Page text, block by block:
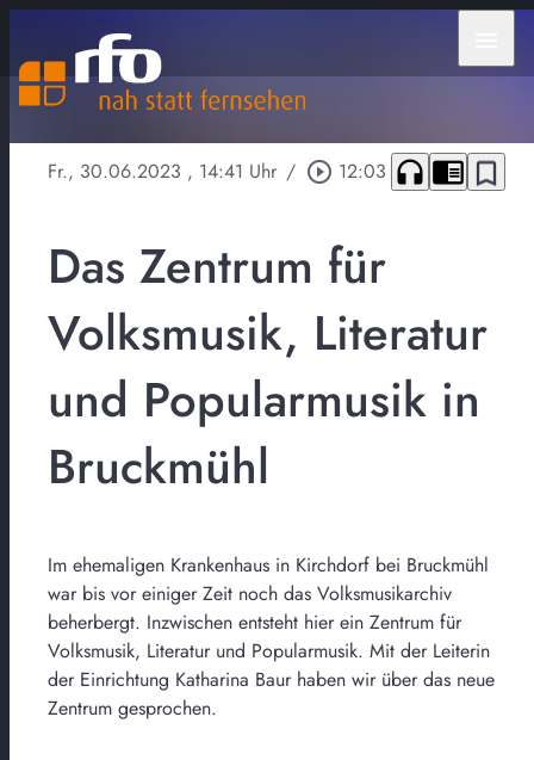
Fr., 30.06.2023 , 14:41 Uhr / play_circle_outline 12:03 headphones chrome_reader_mode bookmark_border
Das Zentrum für
Volksmusik, Literatur
und Popularmusik in
Bruckmühl
Im ehemaligen Krankenhaus in Kirchdorf bei Bruckmühl
war bis vor einiger Zeit noch das Volksmusikarchiv
beherbergt. Inzwischen entsteht hier ein Zentrum für
Volksmusik, Literatur und Popularmusik. Mit der Leiterin
der Einrichtung Katharina Baur haben wir über das neue
Zentrum gesprochen.